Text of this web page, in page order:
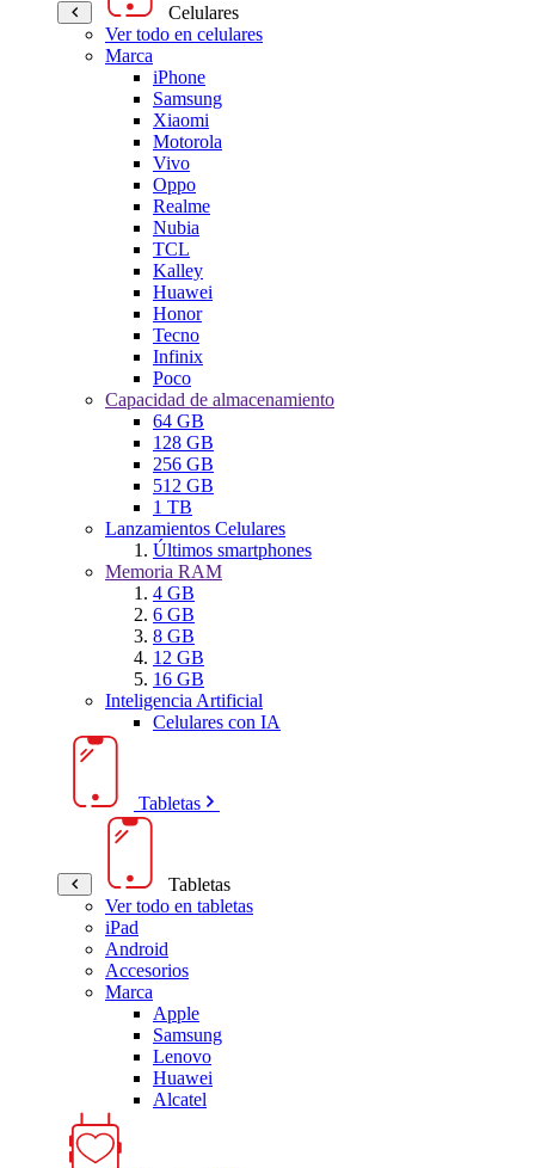
Celulares
Ver todo en celulares
Marca
iPhone
Samsung
Xiaomi
Motorola
Vivo
Oppo
Realme
Nubia
TCL
Kalley
Huawei
Honor
Tecno
Infinix
Poco
Capacidad de almacenamiento
64 GB
128 GB
256 GB
512 GB
1 TB
Lanzamientos Celulares
Últimos smartphones
Memoria RAM
4 GB
6 GB
8 GB
12 GB
16 GB
Inteligencia Artificial
Celulares con IA
Tabletas
Tabletas
Ver todo en tabletas
iPad
Android
Accesorios
Marca
Apple
Samsung
Lenovo
Huawei
Alcatel